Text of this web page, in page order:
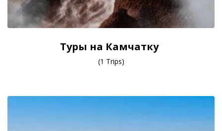
Туры на Камчатку
(1 Trips)